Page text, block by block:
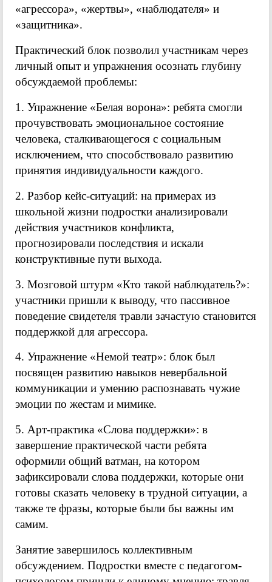
«агрессора», «жертвы», «наблюдателя» и
«защитника».
Практический блок позволил участникам через
личный опыт и упражнения осознать глубину
обсуждаемой проблемы:
1. Упражнение «Белая ворона»: ребята смогли
прочувствовать эмоциональное состояние
человека, сталкивающегося с социальным
исключением, что способствовало развитию
принятия индивидуальности каждого.
2. Разбор кейс-ситуаций: на примерах из
школьной жизни подростки анализировали
действия участников конфликта,
прогнозировали последствия и искали
конструктивные пути выхода.
3. Мозговой штурм «Кто такой наблюдатель?»:
участники пришли к выводу, что пассивное
поведение свидетеля травли зачастую становится
поддержкой для агрессора.
4. Упражнение «Немой театр»: блок был
посвящен развитию навыков невербальной
коммуникации и умению распознавать чужие
эмоции по жестам и мимике.
5. Арт-практика «Слова поддержки»: в
завершение практической части ребята
оформили общий ватман, на котором
зафиксировали слова поддержки, которые они
готовы сказать человеку в трудной ситуации, а
также те фразы, которые были бы важны им
самим.
Занятие завершилось коллективным
обсуждением. Подростки вместе с педагогом-